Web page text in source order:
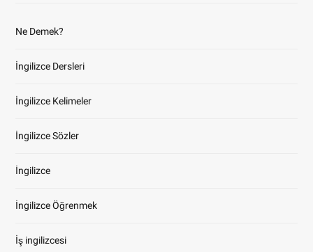
Ne Demek?
İngilizce Dersleri
İngilizce Kelimeler
İngilizce Sözler
İngilizce
İngilizce Öğrenmek
İş ingilizcesi